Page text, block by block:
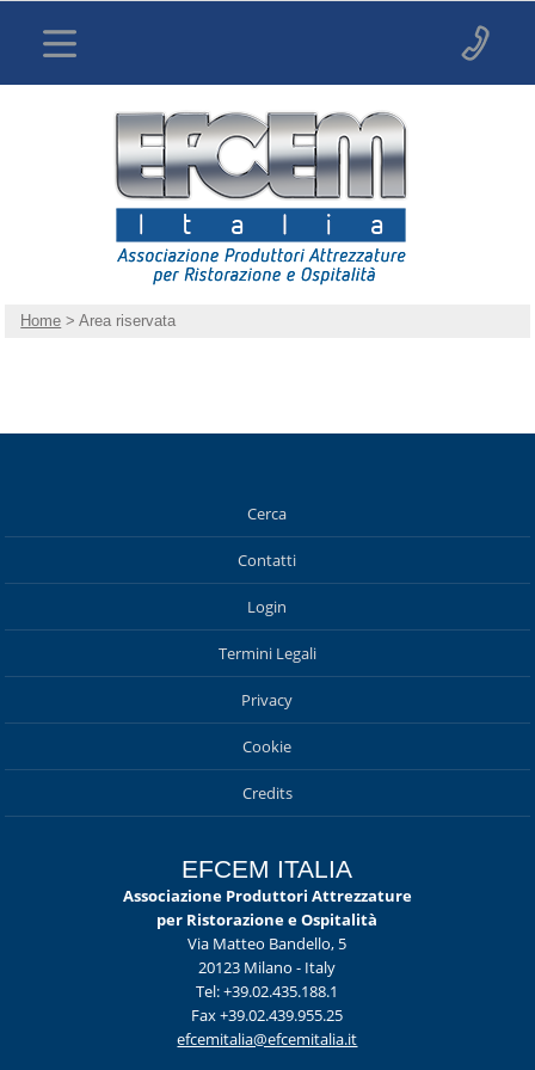
Home > Area riservata
Cerca
Contatti
Login
Termini Legali
Privacy
Cookie
Credits
EFCEM ITALIA
Associazione Produttori Attrezzature
per Ristorazione e Ospitalità
Via Matteo Bandello, 5
20123 Milano - Italy
Tel: +39.02.435.188.1
Fax +39.02.439.955.25
efcemitalia@efcemitalia.it